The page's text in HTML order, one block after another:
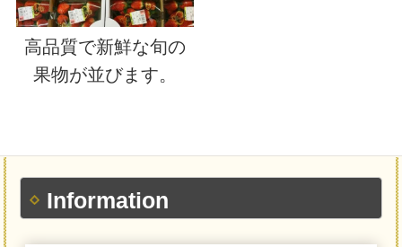
高品質で新鮮な旬の
果物が並びます。
Information